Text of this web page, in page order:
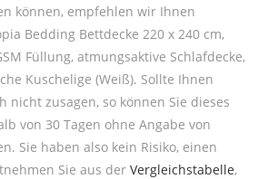
können, empfehlen wir Ihnen
Bedding Bettdecke 220 x 240 cm,
Füllung, atmungsaktive Schlafdecke,
Kuschelige (Weiß). Sollte Ihnen
nicht zusagen, so können Sie dieses
von 30 Tagen ohne Angabe von
Sie haben also kein Risiko, einen
Sie aus der Vergleichstabelle,